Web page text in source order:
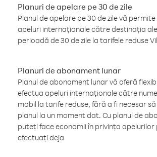
Planuri de apelare pe 30 de zile
Planul de apelare pe 30 de zile vă
apeluri internaționale către destinația
perioadă de 30 de zile la tarifele reduse
Planuri de abonament lunar
Planul de abonament lunar vă oferă
efectua apeluri internaționale către
mobil la tarife reduse, fără a fi necesar
planul la un moment dat. Cu planul de
puteți face economii în privința apelurilor
efectuați deja